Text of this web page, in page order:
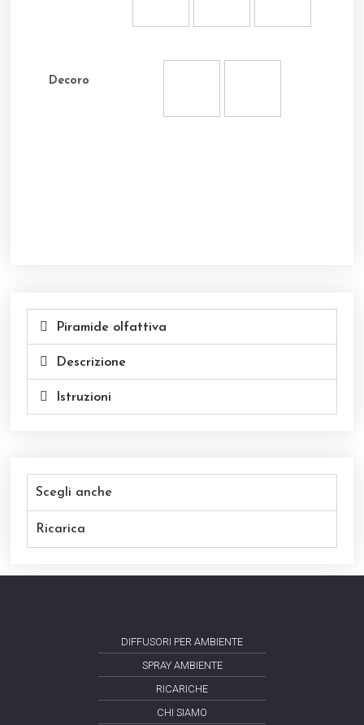
Decoro
Piramide olfattiva
Descrizione
Istruzioni
Scegli anche
Ricarica
DIFFUSORI PER AMBIENTE
SPRAY AMBIENTE
RICARICHE
CHI SIAMO